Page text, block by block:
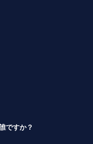
ですか？